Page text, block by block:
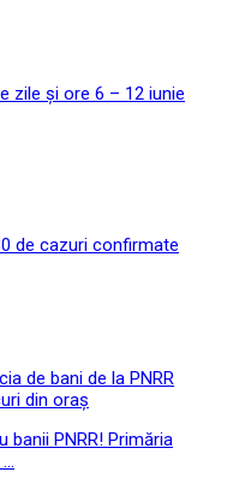
zile și ore 6 – 12 iunie
de cazuri confirmate
banii PNRR! Primăria